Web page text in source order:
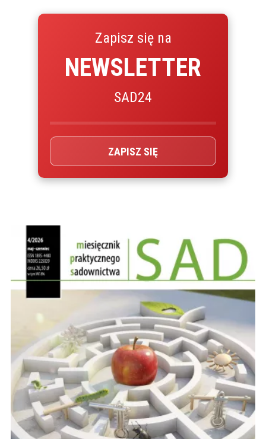
Zapisz się na
NEWSLETTER
SAD24
ZAPISZ SIĘ